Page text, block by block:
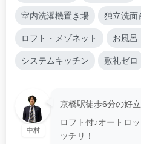
室内洗濯機置き場 独立洗面
ロフト・メゾネット お風呂
システムキッチン 敷礼ゼロ
中村
京橋駅徒歩6分の好立
ロフト付♪オートロ
ッチリ！